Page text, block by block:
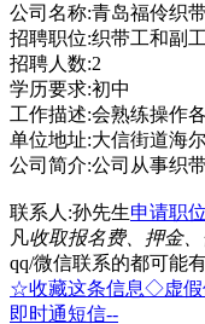
公司名称:青岛福伶织
招聘职位:织带工和副工
招聘人数:2
学历要求:初中
工作描述:会熟练操作
单位地址:大信街道海
公司简介:公司从事织
联系人:孙先生申请职位
凡收取报名费、押金
qq/微信联系的都可能
☆收藏这条信息◇虚假
即时通短信--